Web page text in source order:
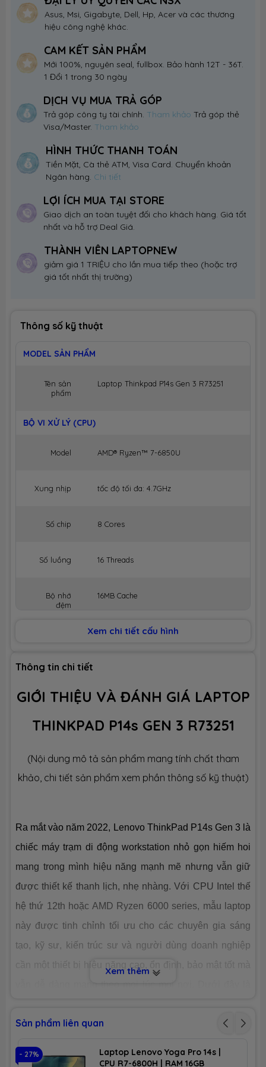
Asus, Msi, Gigabyte, Dell, Hp, Acer và các thương
hiệu công nghệ khác.
CAM KẾT SẢN PHẨM
Mới 100%, nguyên seal, fullbox. Bảo hành 12T - 36T.
1 Đổi 1 trong 30 ngày
DỊCH VỤ MUA TRẢ GÓP
Trả góp công ty tài chính. Tham khảoTrả góp thẻ
Visa/Master. Tham khảo
HÌNH THỨC THANH TOÁN
Tiền Mặt, Cà thẻ ATM, Visa Card. Chuyển khoản
Ngân hàng. Chi tiết
LỢI ÍCH MUA TẠI STORE
Giao dịch an toàn tuyệt đối cho khách hàng. Giá tốt
nhất và hỗ trợ Deal Giá.
THÀNH VIÊN LAPTOPNEW
giảm giá 1 TRIỆU cho lần mua tiếp theo (hoặc trợ
giá tốt nhất thị trường)
Thông số kỹ thuật
MODEL SẢN PHẨM
Tên sản
phẩm
Laptop Thinkpad P14s Gen 3 R73251
BỘ VI XỬ LÝ (CPU)
Model AMD® Ryzen™ 7-6850U
Xung nhịp tốc độ tối đa: 4.7GHz
Số chip 8 Cores
Số luồng 16 Threads
Bộ nhớ
đệm
16MB Cache
BỘ NHỚ MÁY (RAM)
Dung lượng
Công nghệ LPDDR5x 6400MHz
Ổ CỨNG LƯU TRỮ (SSD)
Công nghệ PCIe Gen4
Số slot 1 slot
VGA tích
AMD® Radeon™ Graphics
none
MÀN HÌNH HIỂN THỊ (LCD)
Kích thước 14.0-inch
Xem chi tiết cấu hình
Thông tin chi tiết
GIỚI THIỆU VÀ ĐÁNH GIÁ LAPTOP
THINKPAD P14s GEN 3 R73251
(Nội dung mô tả sản phẩm mang tính chất tham
khảo, chi tiết sản phẩm xem phần thông số kỹ thuật)
Ra mắt vào năm 2022, Lenovo ThinkPad P14s Gen 3 là
chiếc máy trạm di động workstation nhỏ gọn hiếm hoi
mang trong mình hiệu năng mạnh mẽ nhưng vẫn giữ
được thiết kế thanh lịch, nhẹ nhàng. Với CPU Intel thế
hệ thứ 12th hoặc AMD Ryzen 6000 series, mẫu laptop
này được tinh chỉnh tối ưu cho các chuyên gia sáng
tạo, kỹ sư, kiến trúc sư và người dùng doanh nghiệp
để giúp bạn đọc có cái nhìn toàn diện nhất trước khi lựa
Xem thêm
Sản phẩm liên quan
- 27%
Laptop Lenovo Yoga Pro 14s |
CPU R7-6800H | RAM 16GB